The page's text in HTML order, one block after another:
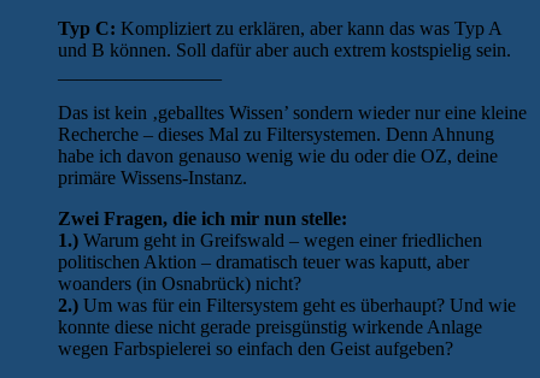
Typ C: Kompliziert zu erklären, aber kann das was Typ A
und B können. Soll dafür aber auch extrem kostspielig sein.
Das ist kein ‚geballtes Wissen’ sondern wieder nur eine kleine
Recherche – dieses Mal zu Filtersystemen. Denn Ahnung
habe ich davon genauso wenig wie du oder die OZ, deine
primäre Wissens-Instanz.
Zwei Fragen, die ich mir nun stelle:
1.) Warum geht in Greifswald – wegen einer friedlichen
politischen Aktion – dramatisch teuer was kaputt, aber
woanders (in Osnabrück) nicht?
2.) Um was für ein Filtersystem geht es überhaupt? Und wie
konnte diese nicht gerade preisgünstig wirkende Anlage
wegen Farbspielerei so einfach den Geist aufgeben?